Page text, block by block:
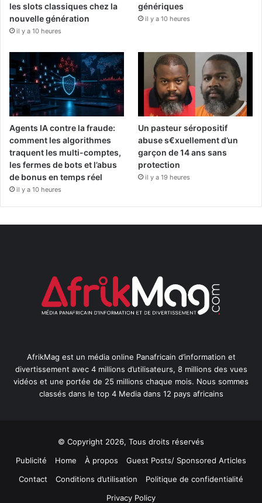
les slots classiques chez la
nouvelle génération
il y a 10 heures
génériques
il y a 10 heures
Agents IA contre la fraude:
comment les algorithmes
traquent les multi-comptes,
les fermes de bots et l’abus
de bonus en temps réel
il y a 10 heures
Un pasteur séropositif
abuse s€xuellement d’un
garçon de 14 ans sans
protection
il y a 19 heures
AfrikMag est un média online Panafricain d’information et
divertissement avec 4 millions d’utilisateurs, 8 millions des vues
vidéos et une portée de 25 millions chaque mois. Nous sommes
classés dans le top 4 Media dans 12 pays africains
© Copyright 2026, Tous droits réservés
Publicité
Home À propos
Guest Posts/ Sponsored Articles
Contact
Conditions d’utilisation
Politique de confidentialité
Privacy Policy